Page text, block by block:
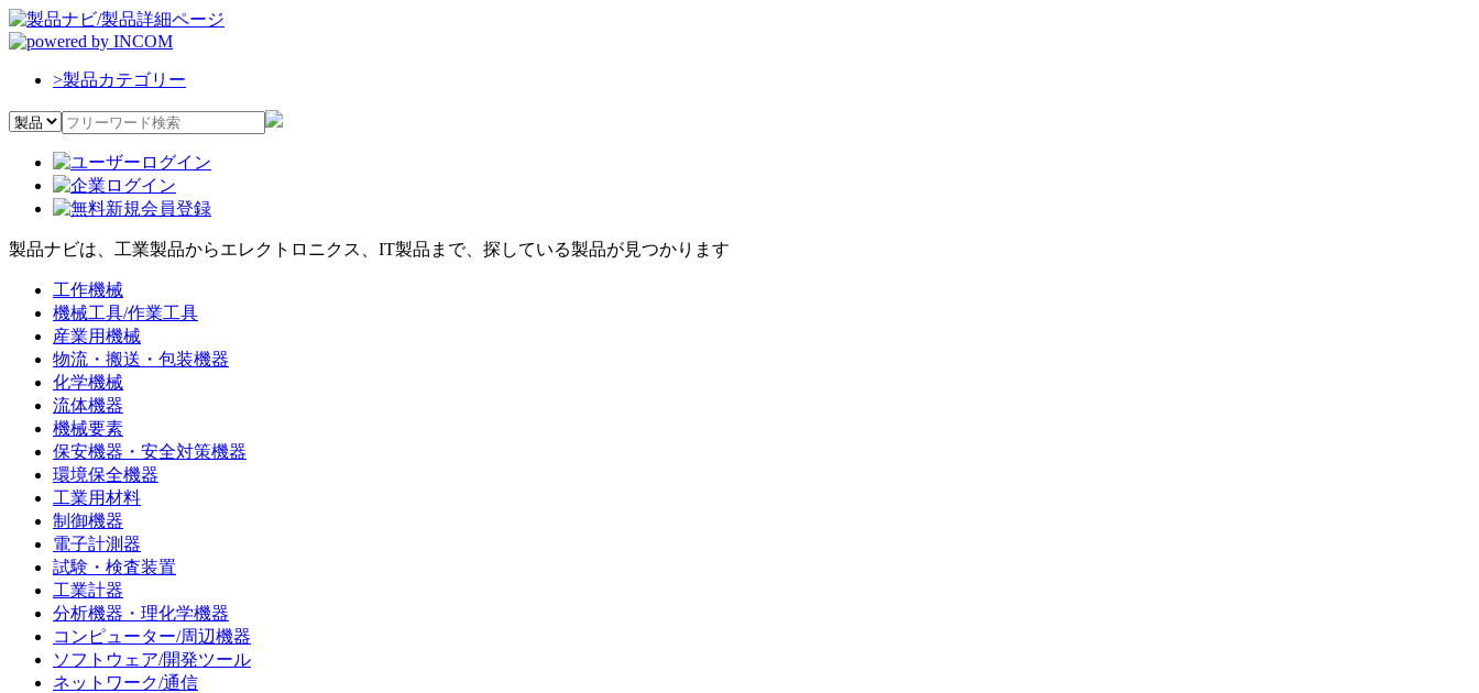
>製品カテゴリー
製品ナビは、工業製品からエレクトロニクス、IT製品まで、探している製品が見つかります
工作機械
機械工具/作業工具
産業用機械
物流・搬送・包装機器
化学機械
流体機器
機械要素
保安機器・安全対策機器
環境保全機器
工業用材料
制御機器
電子計測器
試験・検査装置
工業計器
分析機器・理化学機器
コンピューター/周辺機器
ソフトウェア/開発ツール
ネットワーク/通信